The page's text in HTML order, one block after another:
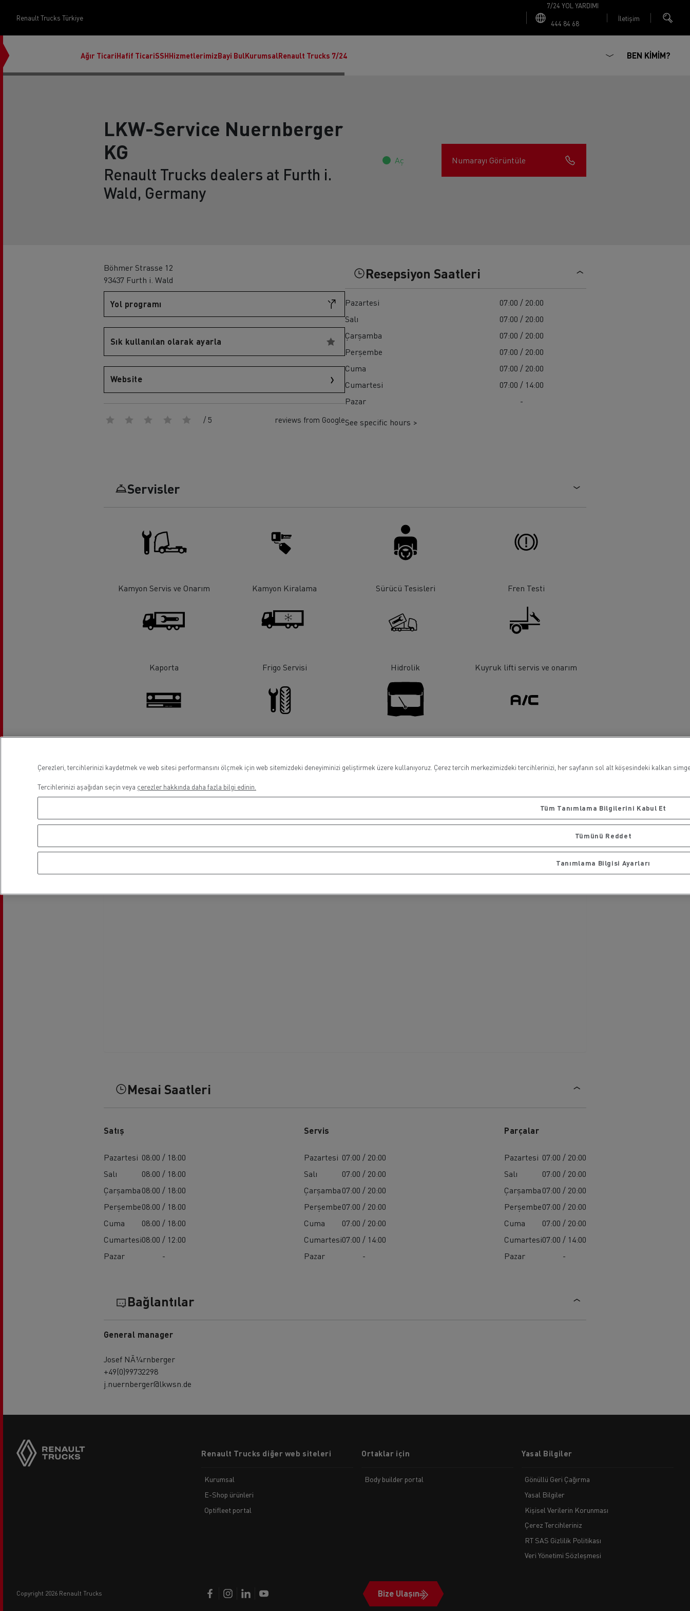
Renault Trucks Türkiye
7/24 YOL YARDIMI
444 84 68
İletişim
Ağır Ticari
Renault Trucks D
Uzun yol Frigo taşımacılığı Maden taşımacılığı Tanker taşımacılığı
Malzeme
Hafif TicariSSHHizmetlerimizBayi BulKurumsalRenault Trucks 7/24 BEN KİMİM?
LKW-Service Nuernberger
KG
Renault Trucks dealers at Furth i.
Wald, Germany
Aç Numarayı Görüntüle
Böhmer Strasse 12
93437 Furth i. Wald
Yol programı
Sık kullanılan olarak ayarla
Website
/ 5 reviews from Google
Resepsiyon Saatleri
Pazartesi
07:00 / 20:00
Salı
07:00 / 20:00
Çarşamba
07:00 / 20:00
Perşembe
07:00 / 20:00
Cuma
07:00 / 20:00
Cumartesi
07:00 / 14:00
Pazar
-
See specific hours >
Servisler
Kamyon Servis ve Onarım Kamyon Kiralama Sürücü Tesisleri Fren Testi
Kaporta Frigo Servisi Hidrolik Kuyruk lifti servis ve onarım
Lokasyon
Mesai Saatleri
Satış
Pazartesi 08:00 / 18:00
Salı
08:00 / 18:00
Çarşamba08:00 / 18:00
Perşembe08:00 / 18:00
Cuma
08:00 / 18:00
Cumartesi08:00 / 12:00
Pazar
-
Servis
Pazartesi 07:00 / 20:00
Salı
07:00 / 20:00
Çarşamba07:00 / 20:00
Perşembe07:00 / 20:00
Cuma
07:00 / 20:00
Cumartesi07:00 / 14:00
Pazar
-
Parçalar
Pazartesi 07:00 / 20:00
Salı
07:00 / 20:00
Çarşamba07:00 / 20:00
Perşembe07:00 / 20:00
Cuma
07:00 / 20:00
Cumartesi07:00 / 14:00
Pazar
-
Bağlantılar
General manager
Josef NÃ¼rnberger
+49(0)99732298
j.nuernberger@lkwsn.de
copyright 2026 Renault Trucks
menuRenault Trucks diğer web siteleri
Kurumsal
E-Shop ürünleri
Optifleet portal
Ortaklar için
Body builder portal
Yasal Bilgiler
Gönüllü Geri Çağırma
Yasal Bilgiler
Kişisel Verilerin Korunması
Çerez Tercihleriniz
RT SAS Gizlilik Politikası
Veri Yönetimi Sözleşmesi
Bize Ulaşın
Çerezleri, tercihlerinizi kaydetmek ve web sitesi performansını ölçmek için web sitemizdeki deneyiminizi geliştirmek üzere kullanıyoruz. Çerez tercih merkezimizdeki tercihlerinizi, her sayfanın sol alt köşesindeki kalkan
Tercihlerinizi aşağıdan seçin veya çerezler hakkında daha fazla bilgi edinin.
Tüm Tanımlama Bilgilerini Kabul Et
Tümünü Reddet
Tanımlama Bilgisi Ayarları